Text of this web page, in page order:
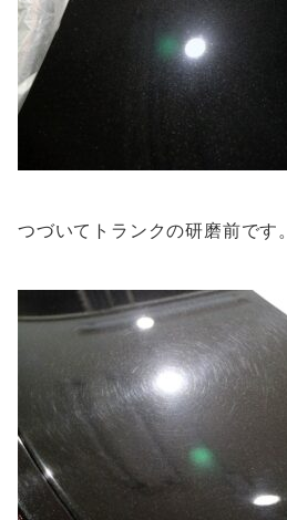
つづいてトランクの研磨前です。